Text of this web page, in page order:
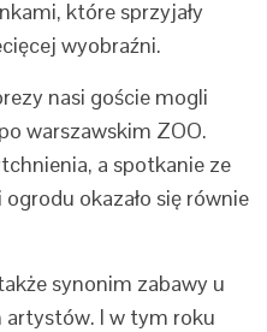
które sprzyjały
wyobraźni.
nasi goście mogli
warszawskim ZOO.
a spotkanie ze
okazało się równie
synonim zabawy u
I w tym roku